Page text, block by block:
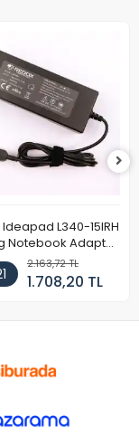
L340-15IRH
Notebook Adaptör
Şarj Aleti (150W)
2.163,72 TL
1.708,20 TL